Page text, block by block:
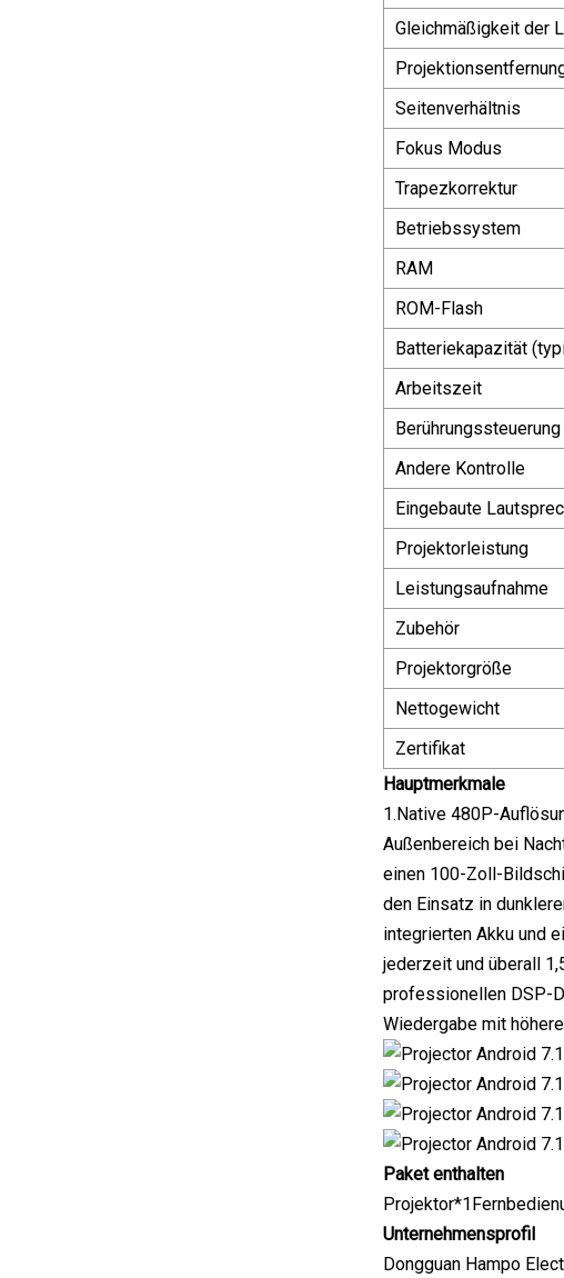
Gleichmäßigkeit der
Seitenverhältnis
Fokus Modus
Trapezkorrektur
Betriebssystem
RAM
ROM-Flash
Batteriekapazität
Arbeitszeit
Berührungssteuerung
Andere Kontrolle
Eingebaute
Projektorleistung
Leistungsaufnahme
Zubehör
Projektorgröße
Nettogewicht
Zertifikat
Hauptmerkmale
1.Native 480P-
Außenbereich bei
einen 100-Zoll-
den Einsatz in
integrierten Akku und
jederzeit und überall
professionellen DSP-
Wiedergabe mit
Paket enthalten
Unternehmensprofil
Dongguan Hampo